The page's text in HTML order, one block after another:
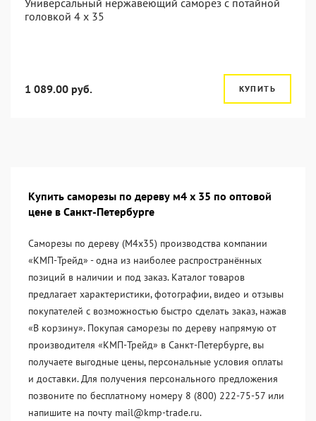
Универсальный нержавеющий саморез с потайной
головкой 4 x 35
1 089.00 руб. КУПИТЬ
Купить саморезы по дереву м4 х 35 по оптовой
цене в Санкт-Петербурге
Саморезы по дереву (М4х35) производства компании
«KМП-Трейд» - одна из наиболее распространённых
позиций в наличии и под заказ. Каталог товаров
предлагает характеристики, фотографии, видео и отзывы
покупателей с возможностью быстро сделать заказ, нажав
«В корзину». Покупая саморезы по дереву напрямую от
производителя «KМП-Трейд» в Санкт-Петербурге, вы
получаете выгодные цены, персональные условия оплаты
и доставки. Для получения персонального предложения
позвоните по бесплатному номеру 8 (800) 222-75-57 или
напишите на почту mail@kmp-trade.ru.